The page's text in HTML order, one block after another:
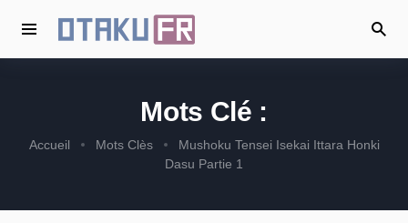
Mots Clé :
Accueil Mots Clès
Mushoku Tensei Isekai Ittara Honki
Dasu Partie 1